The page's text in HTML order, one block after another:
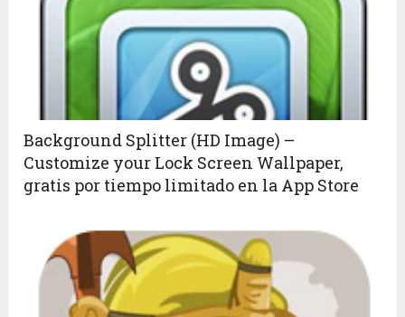
Background Splitter (HD Image) –
Customize your Lock Screen Wallpaper,
gratis por tiempo limitado en la App Store